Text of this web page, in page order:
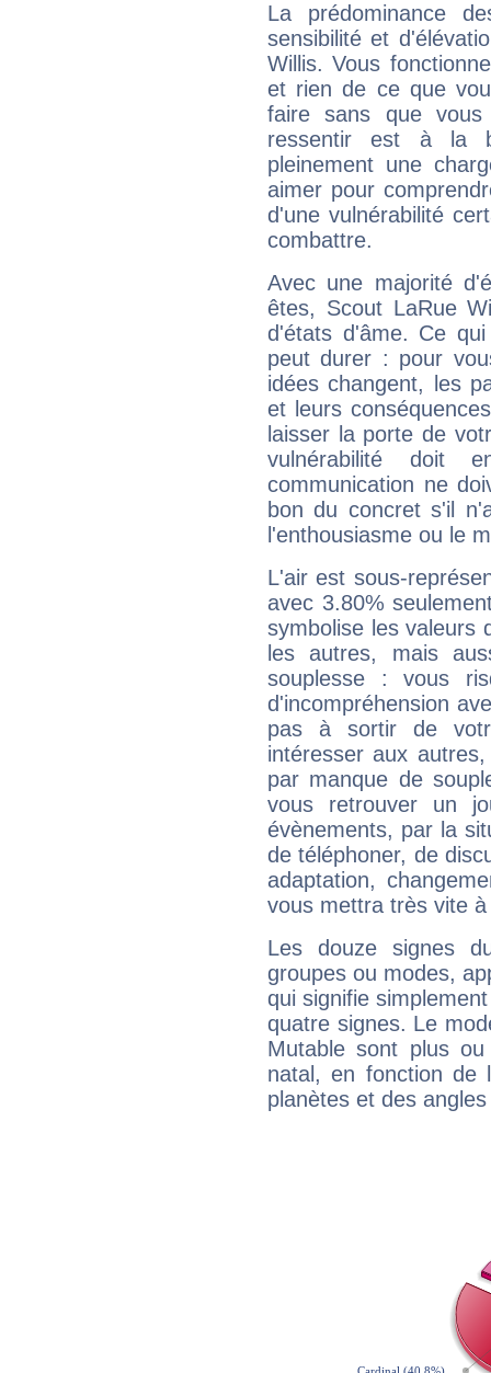
La prédominance
sensibilité et
Willis. Vous
et rien de ce que
faire sans que
ressentir est à la
pleinement une
aimer pour
d'une vulnérabilité
combattre.
Avec une majorité
êtes, Scout LaRue
d'états d'âme. Ce
peut durer : pour
idées changent, les
et leurs
laisser la porte de
vulnérabilité doit
communication ne
bon du concret s'il
l'enthousiasme ou le
L'air est sous-
avec 3.80%
symbolise les valeurs
les autres, mais
souplesse : vous
d'incompréhension
pas à sortir de
intéresser aux
par manque de
vous retrouver un
évènements, par la
de téléphoner, de
adaptation,
vous mettra très vite
Les douze signes
groupes ou modes,
qui signifie
quatre signes. Le
Mutable sont plus
natal, en fonction de
planètes et des